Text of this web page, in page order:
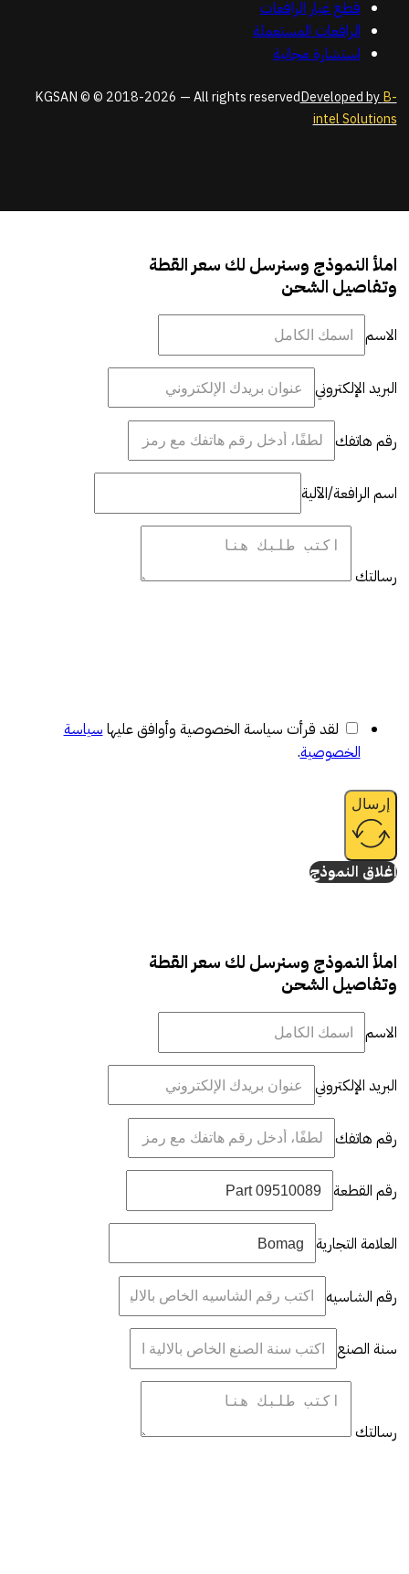
قطع غيار الرافعات
الرافعات المستعملة
استشارة مجانية
KGSAN © © 2018-2026 — All rights reservedDeveloped byB-
intel Solutions
املأ النموذج وسنرسل لك سعر القطة
وتفاصيل الشحن
الاسم
البريد الإلكتروني
رقم هاتفك
اسم الرافعة/الآلية
رسالتك
لقد قرأت سياسة الخصوصية وأوافق عليها سياسة
الخصوصية.
إرسال
إغلاق النموذج
املأ النموذج وسنرسل لك سعر القطة
وتفاصيل الشحن
الاسم
البريد الإلكتروني
رقم هاتفك
رقم القطعة
العلامة التجارية
رقم الشاسيه
سنة الصنع
رسالتك